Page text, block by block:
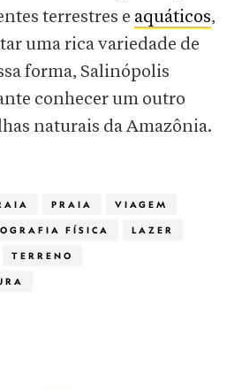
terrestres e aquáticos,
uma rica variedade de
forma, Salinópolis
conhecer um outro
naturais da Amazônia.
PRAIA VIAGEM
FÍSICA LAZER
TERRENO